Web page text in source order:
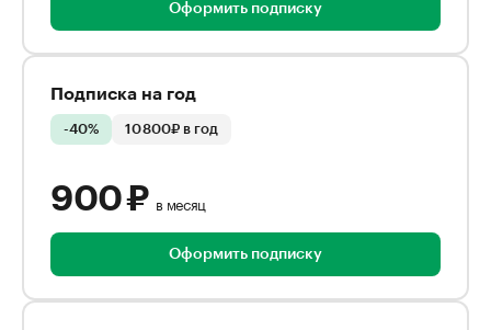
Оформить подписку
Подписка на год
-40% 10 800₽ в год
900 ₽ в месяц
Оформить подписку